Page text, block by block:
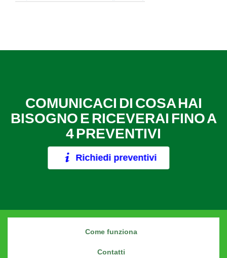
COMUNICACI DI COSA HAI
BISOGNO E RICEVERAI FINO A
4 PREVENTIVI
Richiedi preventivi
Come funziona
Contatti